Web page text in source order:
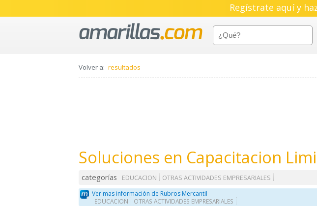
Regístrate aquí y
Volver a: resultados
Soluciones en Capacitacion
categorías EDUCACION
OTRAS ACTIVIDADES EMPRESARIALES
Ver mas información de Rubros Mercantil
EDUCACION OTRAS ACTIVIDADES EMPRESARIALES